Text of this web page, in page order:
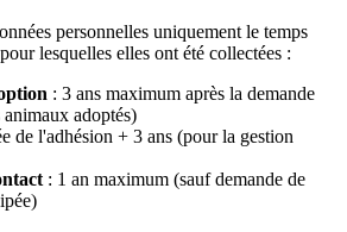
personnelles uniquement le temps
lesquelles elles ont été collectées :
: 3 ans maximum après la demande
adoptés)
de l'adhésion + 3 ans (pour la gestion
: 1 an maximum (sauf demande de